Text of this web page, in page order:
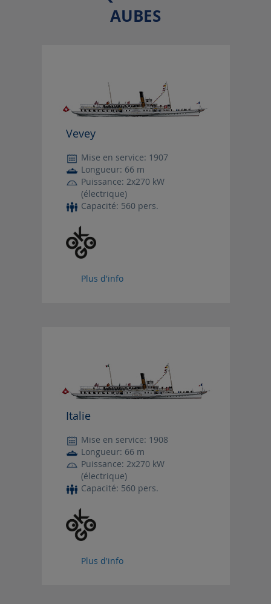
AUBES
Vevey
Mise en service: 1907
Longueur: 66 m
Puissance: 2x270 kW
(électrique)
Capacité: 560 pers.
Plus d'info
Italie
Mise en service: 1908
Longueur: 66 m
Puissance: 2x270 kW
(électrique)
Capacité: 560 pers.
Plus d'info